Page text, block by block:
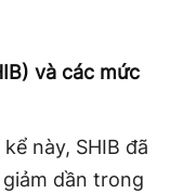
và các mức
này, SHIB đã
dần trong